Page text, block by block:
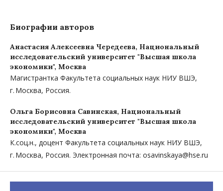
Биографии авторов
Анастасия Алексеевна Чередеева, Национальный
исследовательский университет "Высшая школа
экономики", Москва
Магистрантка Факультета социальных наук НИУ ВШЭ,
г. Москва, Россия.
Ольга Борисовна Савинская, Национальный
исследовательский университет "Высшая школа
экономики", Москва
К.соц.н., доцент Факультета социальных наук НИУ ВШЭ,
г. Москва, Россия. Электронная почта: osavinskaya@hse.ru